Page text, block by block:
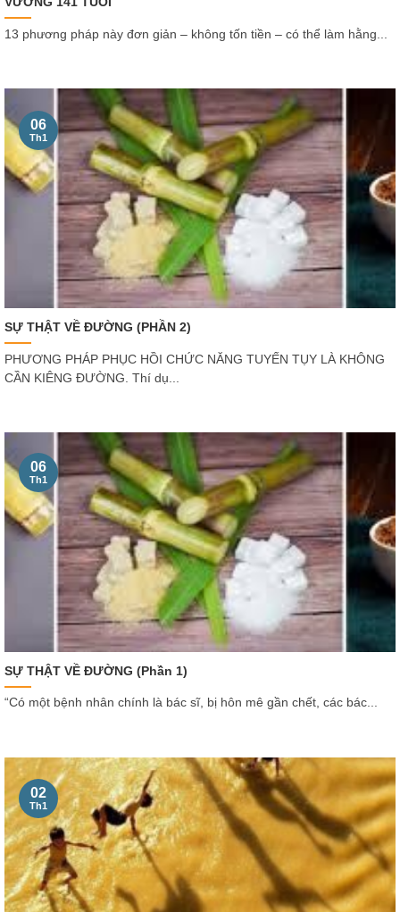
13 phương pháp này đơn giản – không tốn tiền – có thể làm hằng...
SỰ THẬT VỀ ĐƯỜNG (PHẦN 2)
PHƯƠNG PHÁP PHỤC HỒI CHỨC NĂNG TUYẾN TỤY LÀ KHÔNG
CẦN KIÊNG ĐƯỜNG. Thí dụ...
06
Th1
SỰ THẬT VỀ ĐƯỜNG (Phần 1)
“Có một bệnh nhân chính là bác sĩ, bị hôn mê gần chết, các bác...
06
Th1
02
Th1